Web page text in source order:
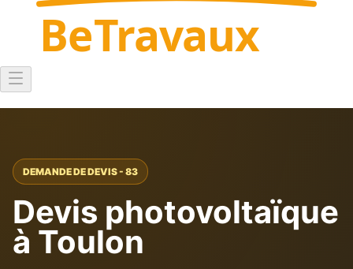
BeTravaux
DEMANDE DE DEVIS - 83
Devis photovoltaïque
à Toulon